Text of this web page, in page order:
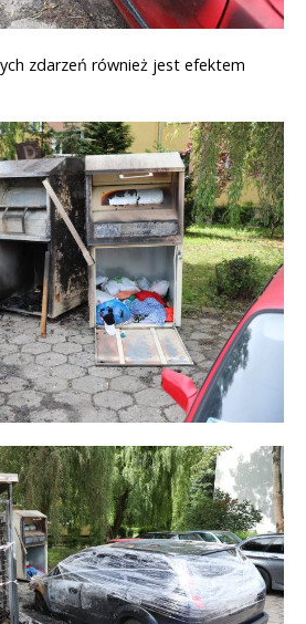
zdarzeń również jest efektem